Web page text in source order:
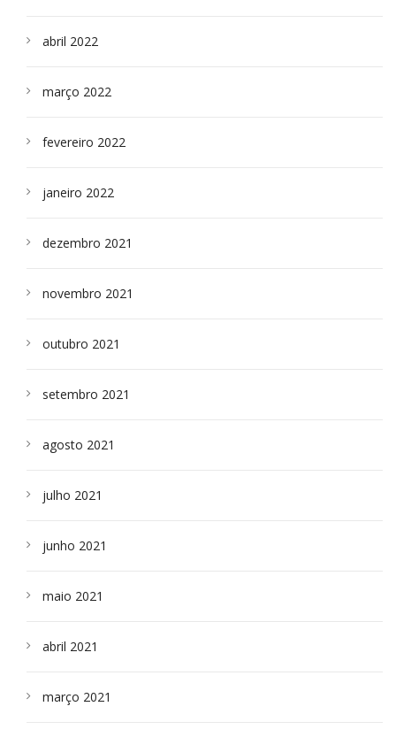
abril 2022
março 2022
fevereiro 2022
janeiro 2022
dezembro 2021
novembro 2021
outubro 2021
setembro 2021
agosto 2021
julho 2021
junho 2021
maio 2021
abril 2021
março 2021